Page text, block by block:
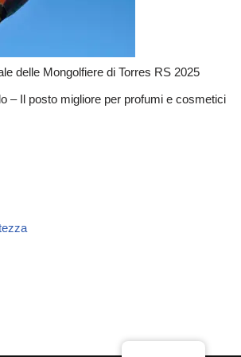
delle Mongolfiere di Torres RS 2025
– Il posto migliore per profumi e cosmetici